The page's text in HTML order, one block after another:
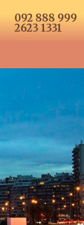
092 888 999
2623 1331